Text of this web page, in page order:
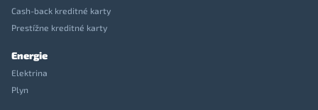
Cash-back kreditné karty
Prestížne kreditné karty
Energie
Elektrina
Plyn